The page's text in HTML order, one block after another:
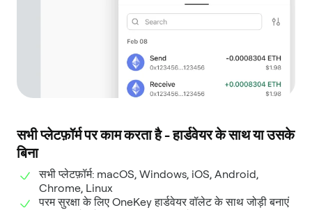
सभी प्लेटफ़ॉर्म पर काम करता है - हार्डवेयर के साथ या उसके
बिना
सभी प्लेटफ़ॉर्म: macOS, Windows, iOS, Android,
Chrome, Linux
परम सुरक्षा के लिए OneKey हार्डवेयर वॉलेट के साथ जोड़ी बनाएं